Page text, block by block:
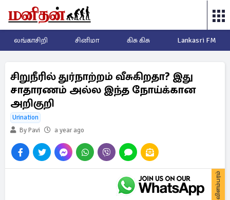
லங்காசிறி சினிமா கிசு கிசு Lankasri FM
சிறுநீரில் துர்நாற்றம் வீசுகிறதா? இது
சாதாரணம் அல்ல இந்த நோய்க்கான
அறிகுறி
Urination
By Pavi
a year ago
விளம்பரம்